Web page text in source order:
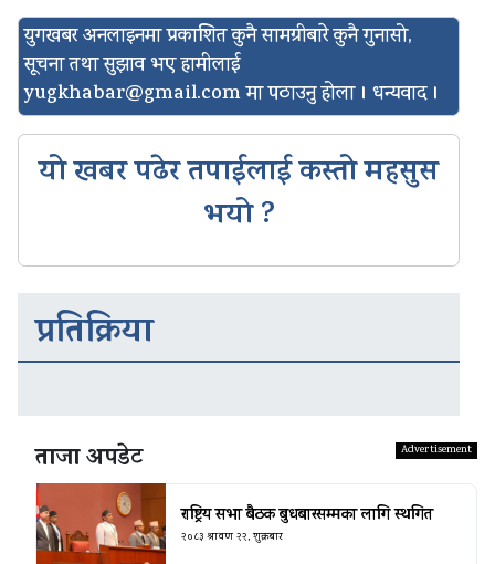
युगखबर अनलाइनमा प्रकाशित कुनै सामग्रीबारे कुनै गुनासो,
सूचना तथा सुझाव भए हामीलाई
yugkhabar@gmail.comमा पठाउनु होला । धन्यवाद ।
यो खबर पढेर तपाईलाई कस्तो महसुस
भयो ?
प्रतिक्रिया
ताजा अपडेट
राष्ट्रिय सभा बैठक बुधबारसम्मका लागि स्थगित
२०८३ श्रावण २२, शुक्रबार